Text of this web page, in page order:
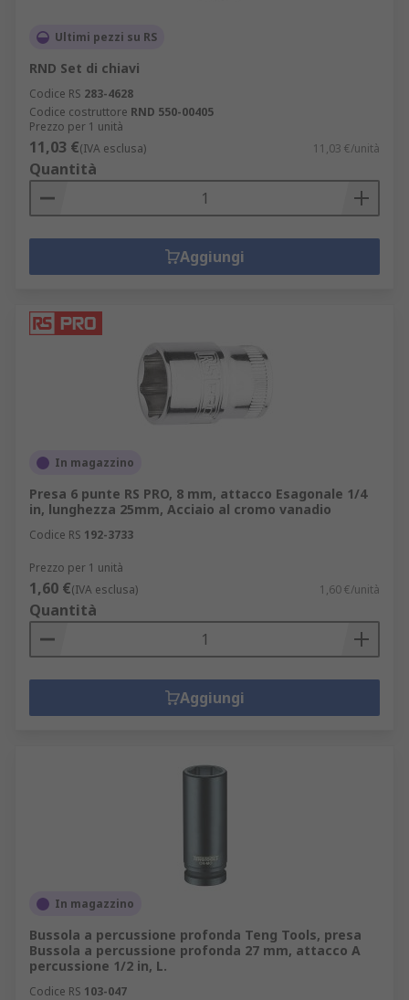
Ultimi pezzi su RS
RND Set di chiavi
Codice RS 283-4628
Codice costruttore RND 550-00405
Prezzo per 1 unità
11,03 €(IVA esclusa) 11,03 €/unità
Quantità
Aggiungi
In magazzino
Presa 6 punte RS PRO, 8 mm, attacco Esagonale 1/4
in, lunghezza 25mm, Acciaio al cromo vanadio
Codice RS 192-3733
Prezzo per 1 unità
1,60 €(IVA esclusa) 1,60 €/unità
Quantità
Aggiungi
In magazzino
Bussola a percussione profonda Teng Tools, presa
Bussola a percussione profonda 27 mm, attacco A
percussione 1/2 in, L.
Codice RS 103-047